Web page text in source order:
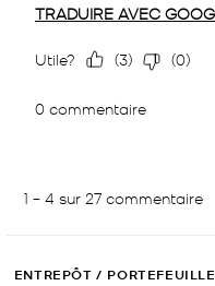
ENTREPÔT /